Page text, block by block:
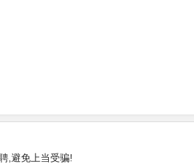
,避免上当受骗!